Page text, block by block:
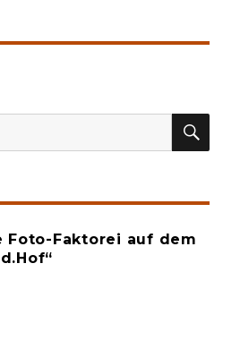
Foto-Faktorei auf dem